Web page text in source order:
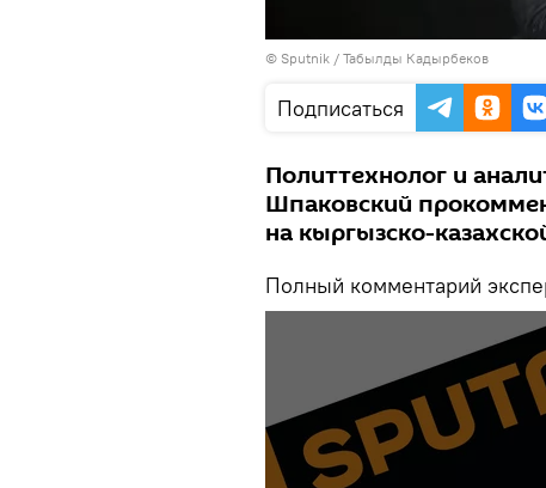
© Sputnik / Табылды Кадырбеков
Подписаться
Политтехнолог и
Шпаковский
на кыргызско-
Полный комментарий